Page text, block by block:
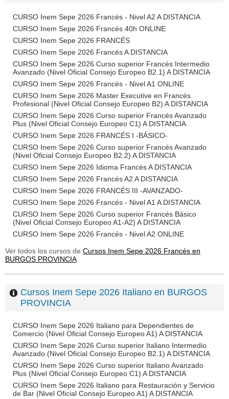
CURSO Inem Sepe 2026 Francés - Nivel A2 A DISTANCIA
CURSO Inem Sepe 2026 Francés 40h ONLINE
CURSO Inem Sepe 2026 FRANCÉS
CURSO Inem Sepe 2026 Francés A DISTANCIA
CURSO Inem Sepe 2026 Curso superior Francés Intermedio
Avanzado (Nivel Oficial Consejo Europeo B2.1) A DISTANCIA
CURSO Inem Sepe 2026 Francés - Nivel A1 ONLINE
CURSO Inem Sepe 2026 Master Executive en Francés
Profesional (Nivel Oficial Consejo Europeo B2) A DISTANCIA
CURSO Inem Sepe 2026 Curso superior Francés Avanzado
Plus (Nivel Oficial Consejo Europeo C1) A DISTANCIA
CURSO Inem Sepe 2026 FRANCÉS I -BÁSICO-
CURSO Inem Sepe 2026 Curso superior Francés Avanzado
(Nivel Oficial Consejo Europeo B2.2) A DISTANCIA
CURSO Inem Sepe 2026 Idioma Francés A DISTANCIA
CURSO Inem Sepe 2026 Francés A2 A DISTANCIA
CURSO Inem Sepe 2026 FRANCÉS III -AVANZADO-
CURSO Inem Sepe 2026 Francés - Nivel A1 A DISTANCIA
CURSO Inem Sepe 2026 Curso superior Francés Básico
(Nivel Oficial Consejo Europeo A1-A2) A DISTANCIA
CURSO Inem Sepe 2026 Francés - Nivel A2 ONLINE
Ver todos los cursos de Cursos Inem Sepe 2026 Francés en
BURGOS PROVINCIA
Cursos Inem Sepe 2026 Italiano en BURGOS
PROVINCIA
CURSO Inem Sepe 2026 Italiano para Dependientes de
Comercio (Nivel Oficial Consejo Europeo A1) A DISTANCIA
CURSO Inem Sepe 2026 Curso superior Italiano Intermedio
Avanzado (Nivel Oficial Consejo Europeo B2.1) A DISTANCIA
CURSO Inem Sepe 2026 Curso superior Italiano Avanzado
Plus (Nivel Oficial Consejo Europeo C1) A DISTANCIA
CURSO Inem Sepe 2026 Italiano para Restauración y Servicio
de Bar (Nivel Oficial Consejo Europeo A1) A DISTANCIA